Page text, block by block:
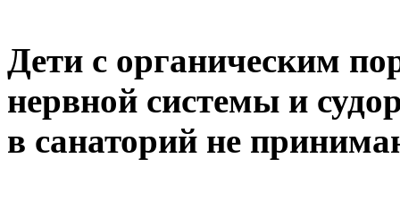
Дети с органическим
нервной системы и
в санаторий не